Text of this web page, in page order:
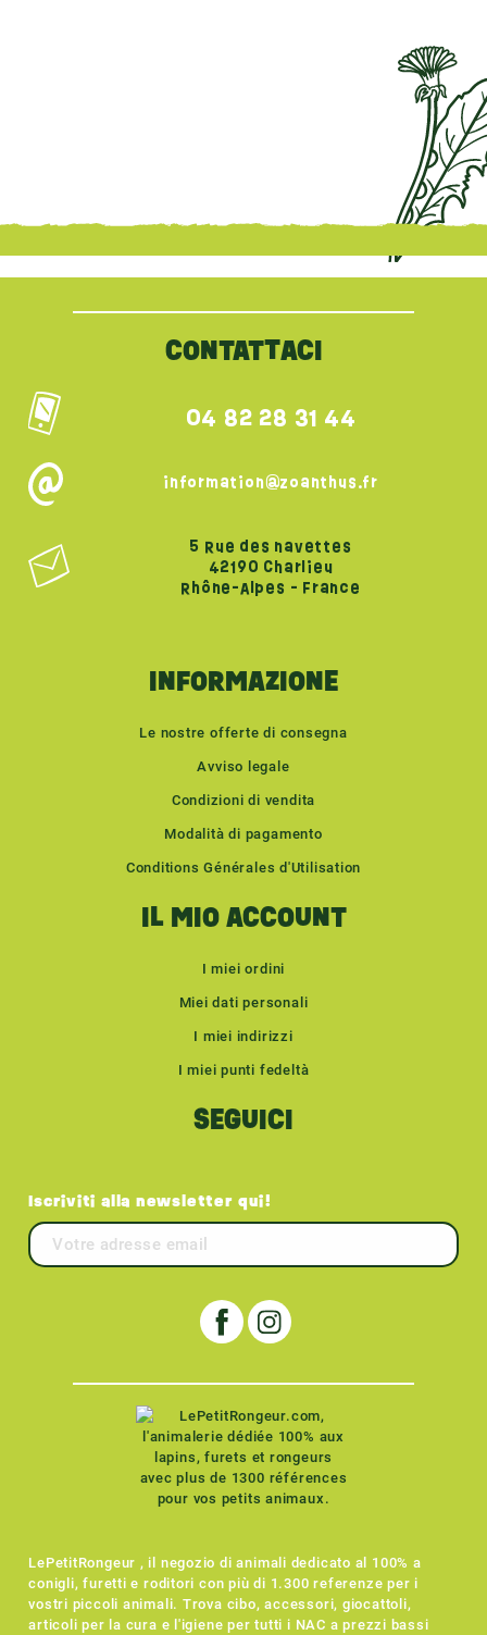
CONTATTACI
04 82 28 31 44
information@zoanthus.fr
5 Rue des navettes
42190 Charlieu
Rhône-Alpes - France
INFORMAZIONE
Le nostre offerte di consegna
Avviso legale
Condizioni di vendita
Modalità di pagamento
Conditions Générales d'Utilisation
IL MIO ACCOUNT
I miei ordini
Miei dati personali
I miei indirizzi
I miei punti fedeltà
SEGUICI
Iscriviti alla newsletter qui!
LePetitRongeur , il negozio di animali dedicato al 100% a
conigli, furetti e roditori con più di 1.300 referenze per i
vostri piccoli animali. Trova cibo, accessori, giocattoli,
articoli per la cura e l'igiene per tutti i NAC a prezzi bassi